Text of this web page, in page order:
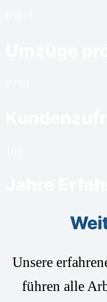
Unsere
führen alle